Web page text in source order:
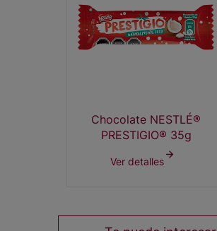
Chocolate NESTLÉ®
PRESTIGIO® 35g
Ver detalles